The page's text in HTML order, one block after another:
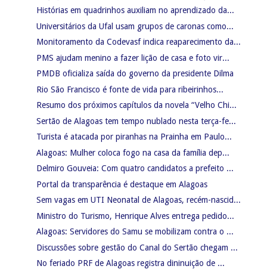
Histórias em quadrinhos auxiliam no aprendizado da...
Universitários da Ufal usam grupos de caronas como...
Monitoramento da Codevasf indica reaparecimento da...
PMS ajudam menino a fazer lição de casa e foto vir...
PMDB oficializa saída do governo da presidente Dilma
Rio São Francisco é fonte de vida para ribeirinhos...
Resumo dos próximos capítulos da novela “Velho Chi...
Sertão de Alagoas tem tempo nublado nesta terça-fe...
Turista é atacada por piranhas na Prainha em Paulo...
Alagoas: Mulher coloca fogo na casa da família dep...
Delmiro Gouveia: Com quatro candidatos a prefeito ...
Portal da transparência é destaque em Alagoas
Sem vagas em UTI Neonatal de Alagoas, recém-nascid...
Ministro do Turismo, Henrique Alves entrega pedido...
Alagoas: Servidores do Samu se mobilizam contra o ...
Discussões sobre gestão do Canal do Sertão chegam ...
No feriado PRF de Alagoas registra dininuição de ...